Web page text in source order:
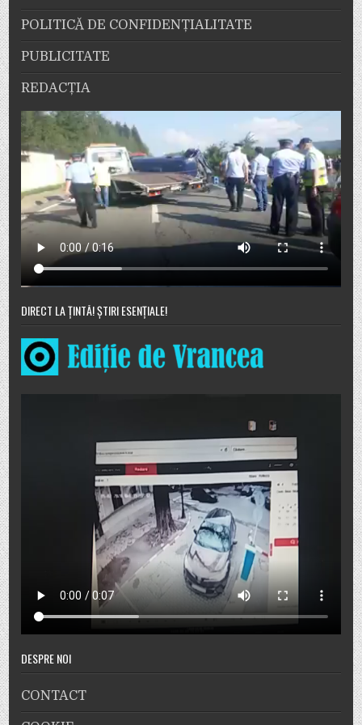
POLITICĂ DE CONFIDENȚIALITATE
PUBLICITATE
REDACȚIA
DIRECT LA ȚINTĂ! ȘTIRI ESENȚIALE!
DESPRE NOI
CONTACT